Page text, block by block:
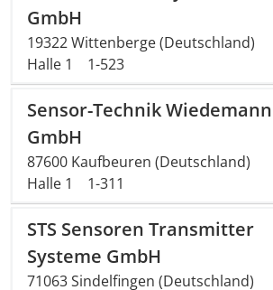
GmbH
19322 Wittenberge (Deutschland)
Halle 1
1-523
Sensor-Technik Wiedemann
GmbH
87600 Kaufbeuren (Deutschland)
Halle 1
1-311
STS Sensoren Transmitter
Systeme GmbH
71063 Sindelfingen (Deutschland)